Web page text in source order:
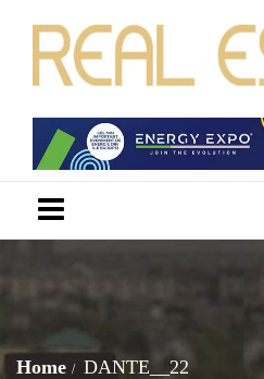
Home DANTE__22